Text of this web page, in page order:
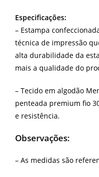
Especificações:
– Estampa
técnica de impressão
alta durabilidade da
mais a qualidade do
– Tecido em algodão
penteada premium fio
e resistência.
Observações:
– As medidas são